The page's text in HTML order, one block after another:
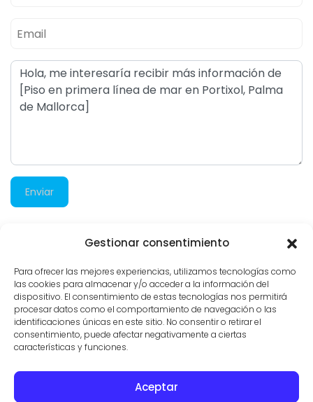
Gestionar consentimiento
Para ofrecer las mejores experiencias, utilizamos tecnologías como
las cookies para almacenar y/o acceder a la información del
dispositivo. El consentimiento de estas tecnologías nos permitirá
procesar datos como el comportamiento de navegación o las
identificaciones únicas en este sitio. No consentir o retirar el
consentimiento, puede afectar negativamente a ciertas
características y funciones.
Aceptar
Enviar
1.922 visitas